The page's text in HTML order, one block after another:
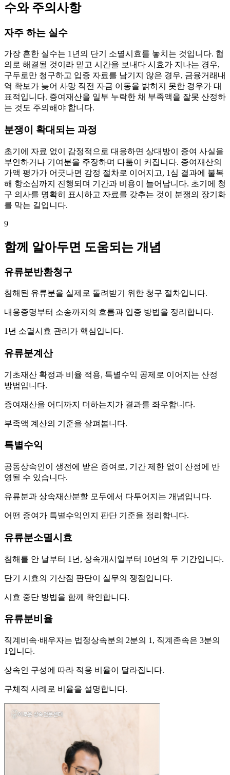
수와 주의사항
자주 하는 실수
가장 흔한 실수는 1년의 단기 소멸시효를 놓치는 것입니다. 협
의로 해결될 것이라 믿고 시간을 보내다 시효가 지나는 경우,
구두로만 청구하고 입증 자료를 남기지 않은 경우, 금융거래내
역 확보가 늦어 사망 직전 자금 이동을 밝히지 못한 경우가 대
표적입니다. 증여재산을 일부 누락한 채 부족액을 잘못 산정하
는 것도 주의해야 합니다.
분쟁이 확대되는 과정
초기에 자료 없이 감정적으로 대응하면 상대방이 증여 사실을
부인하거나 기여분을 주장하며 다툼이 커집니다. 증여재산의
가액 평가가 어긋나면 감정 절차로 이어지고, 1심 결과에 불복
해 항소심까지 진행되며 기간과 비용이 늘어납니다. 초기에 청
구 의사를 명확히 표시하고 자료를 갖추는 것이 분쟁의 장기화
를 막는 길입니다.
9
함께 알아두면 도움되는 개념
유류분반환청구
침해된 유류분을 실제로 돌려받기 위한 청구 절차입니다.
내용증명부터 소송까지의 흐름과 입증 방법을 정리합니다.
1년 소멸시효 관리가 핵심입니다.
유류분계산
기초재산 확정과 비율 적용, 특별수익 공제로 이어지는 산정
방법입니다.
증여재산을 어디까지 더하는지가 결과를 좌우합니다.
부족액 계산의 기준을 살펴봅니다.
특별수익
공동상속인이 생전에 받은 증여로, 기간 제한 없이 산정에 반
영될 수 있습니다.
유류분과 상속재산분할 모두에서 다투어지는 개념입니다.
어떤 증여가 특별수익인지 판단 기준을 정리합니다.
유류분소멸시효
침해를 안 날부터 1년, 상속개시일부터 10년의 두 기간입니다.
단기 시효의 기산점 판단이 실무의 쟁점입니다.
시효 중단 방법을 함께 확인합니다.
유류분비율
직계비속·배우자는 법정상속분의 2분의 1, 직계존속은 3분의
1입니다.
상속인 구성에 따라 적용 비율이 달라집니다.
구체적 사례로 비율을 설명합니다.